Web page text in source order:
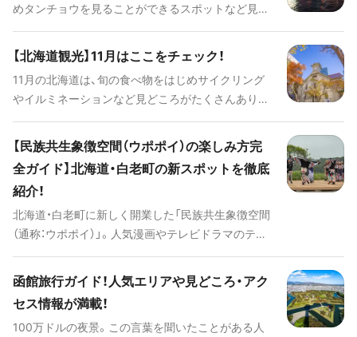
めタンチョウを見ることができるスポットなど見ど
かけの参考にしてくださいね！
【北海道観光】11月はここをチェック！
11月の北海道は、旬の食べ物をはじめサイクリング
やイルミネーションなど見どころがたくさんありま
参考にしてくださいね！
【民族共生象徴空間（ウポポイ）の楽しみ方完
全ガイド】北海道・白老町の新スポットを徹底
紹介！
北海道・白老町に新しく開業した「民族共生象徴空間
（通称：ウポポイ）」。人気漫画やテレビドラマのテー
伝統や文化を知り、未来に継承していくことを目的
とした施設です。札幌駅から車で1時間ほど。電車で
もアクセス可能で、北海道の先住民族である「アイ
ヌ」のことを体験しながら学べる施設です。
函館旅行ガイド！人気エリアや見どころ・アク
セス情報が満載！
100万ドルの夜景。この言葉を聞いたことがある人